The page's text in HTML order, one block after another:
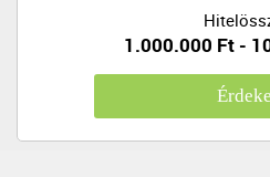
1.000.000 Ft -